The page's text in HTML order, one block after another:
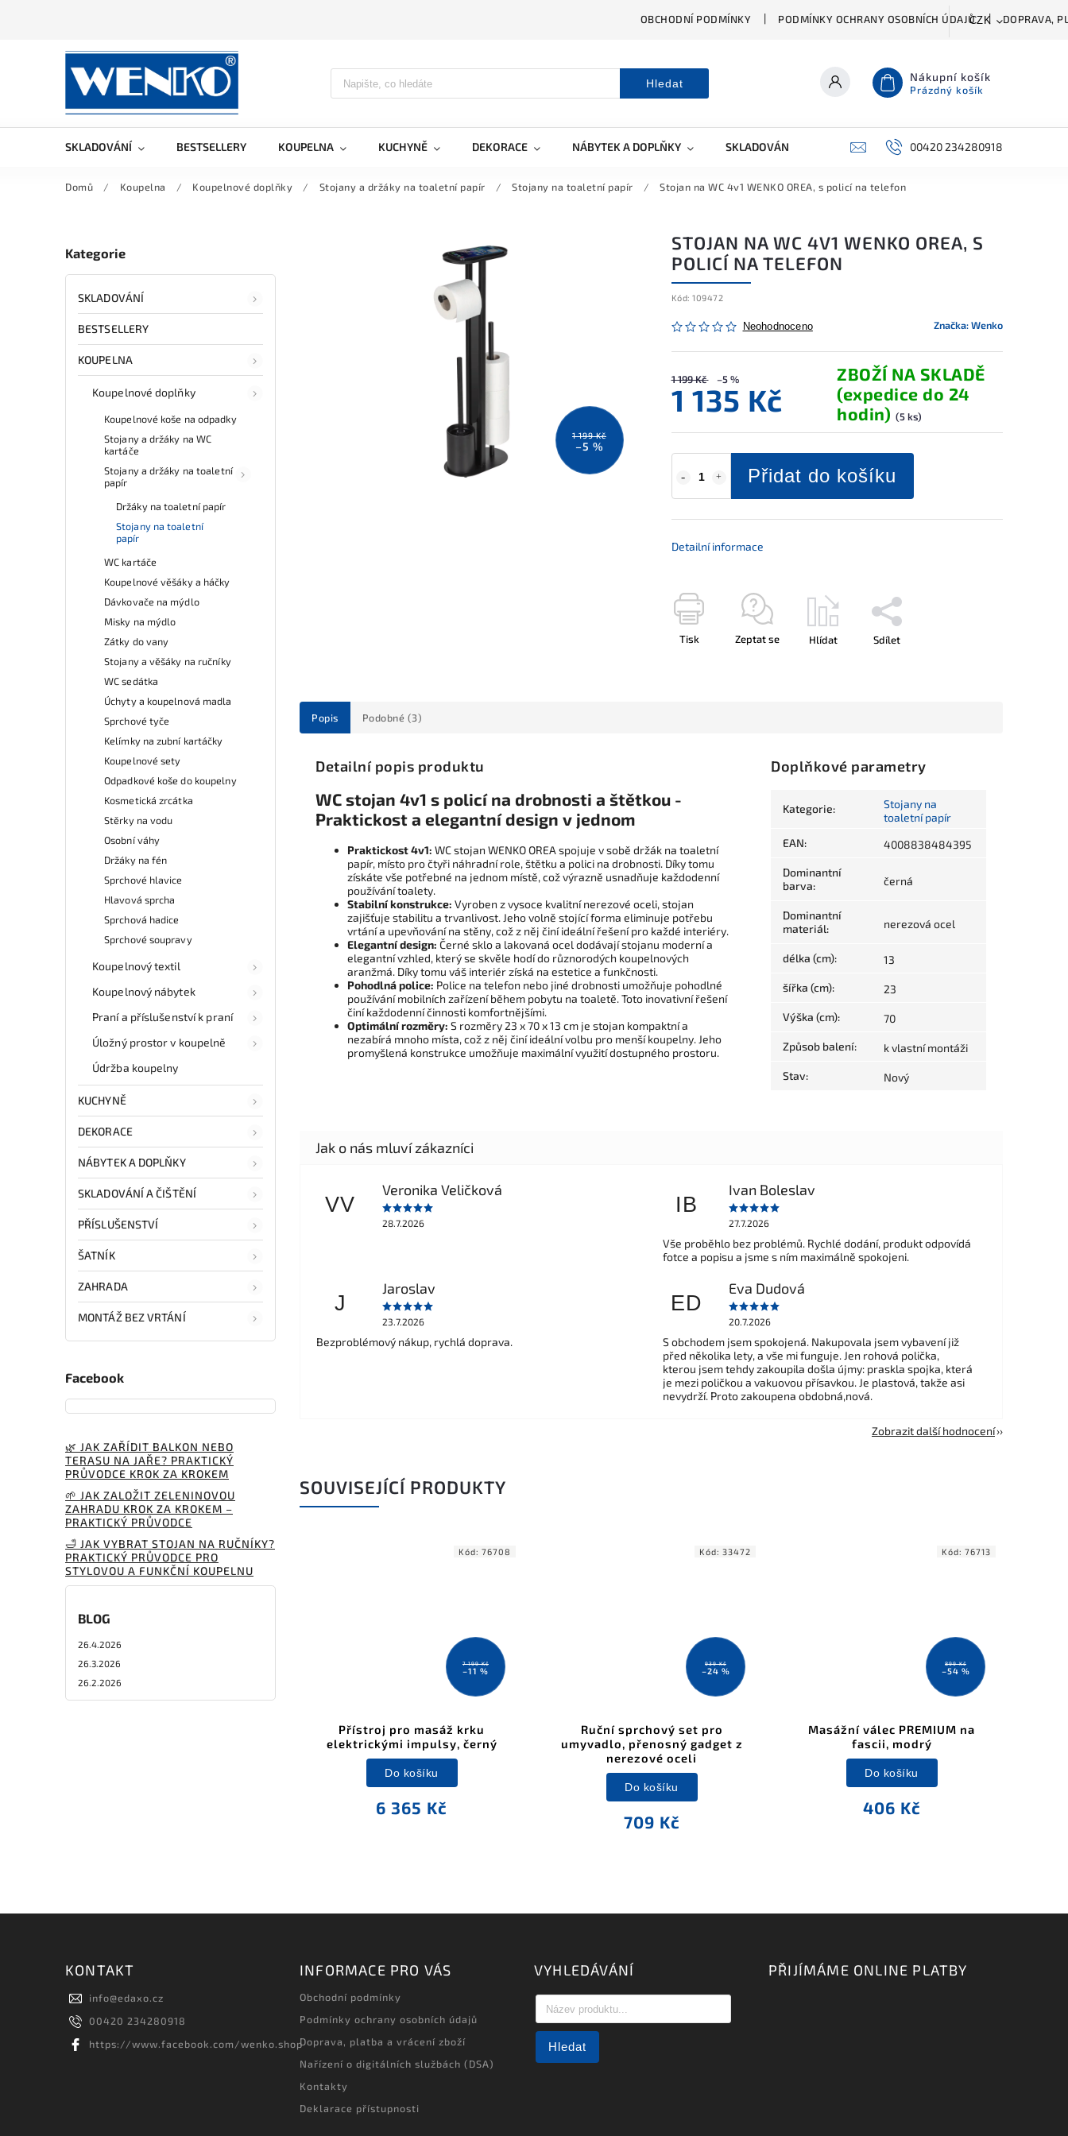
OBCHODNÍ PODMÍNKY PODMÍNKY OCHRANY OSOBNÍCH ÚDAJŮ DOPRAVA,
CZK
Hledat Nákupní košík
Prázdný košík
SKLADOVÁNÍ BESTSELLERY KOUPELNA KUCHYNĚ DEKORACE NÁBYTEK A DOPLŇKY SKLADOVÁNÍ A ČIŠTĚNÍ PŘÍSLUŠENSTVÍ
00420 234280918
Domů / Koupelna / Koupelnové doplňky / Stojany a držáky na toaletní papír / Stojany na toaletní papír / Stojan na WC 4v1 WENKO OREA, s policí na telefon
Kategorie
SKLADOVÁNÍ
BESTSELLERY
KOUPELNA
Koupelnové doplňky
Koupelnové koše na odpadky
Stojany a držáky na WC
kartáče
Stojany a držáky na toaletní
papír
Držáky na toaletní papír
Stojany na toaletní
papír
WC kartáče
Koupelnové věšáky a háčky
Dávkovače na mýdlo
Misky na mýdlo
Zátky do vany
Stojany a věšáky na ručníky
WC sedátka
Úchyty a koupelnová madla
Sprchové tyče
Kelímky na zubní kartáčky
Koupelnové sety
Odpadkové koše do koupelny
Kosmetická zrcátka
Stěrky na vodu
Osobní váhy
Držáky na fén
Sprchové hlavice
Hlavová sprcha
Sprchová hadice
Sprchové soupravy
Koupelnový textil
Koupelnový nábytek
Praní a příslušenství k praní
Úložný prostor v koupelně
Údržba koupelny
KUCHYNĚ
DEKORACE
NÁBYTEK A DOPLŇKY
SKLADOVÁNÍ A ČIŠTĚNÍ
PŘÍSLUŠENSTVÍ
ŠATNÍK
ZAHRADA
MONTÁŽ BEZ VRTÁNÍ
Facebook
🌿 JAK ZAŘÍDIT BALKON NEBO
TERASU NA JAŘE? PRAKTICKÝ
PRŮVODCE KROK ZA KROKEM
🌱 JAK ZALOŽIT ZELENINOVOU
ZAHRADU KROK ZA KROKEM –
PRAKTICKÝ PRŮVODCE
🛁 JAK VYBRAT STOJAN NA RUČNÍKY?
PRAKTICKÝ PRŮVODCE PRO
STYLOVOU A FUNKČNÍ KOUPELNU
BLOG
26.4.2026
26.3.2026
26.2.2026
1 199 Kč
–5 %
STOJAN NA WC 4V1 WENKO OREA, S
POLICÍ NA TELEFON
Kód: 109472
Neohodnoceno Značka:Wenko
1 199 Kč –5 %
1 135 Kč
ZBOŽÍ NA SKLADĚ
(expedice do 24
hodin) (5 ks)
Přidat do košíku
Detailní informace
Tisk Zeptat se Hlídat Sdílet
Popis Podobné (3)
Detailní popis produktu
WC stojan 4v1 s policí na drobnosti a štětkou -
Praktickost a elegantní design v jednom
Praktickost 4v1: WC stojan WENKO OREA spojuje v sobě držák na toaletní
papír, místo pro čtyři náhradní role, štětku a polici na drobnosti. Díky tomu
získáte vše potřebné na jednom místě, což výrazně usnadňuje každodenní
používání toalety.
Stabilní konstrukce: Vyroben z vysoce kvalitní nerezové oceli, stojan
zajišťuje stabilitu a trvanlivost. Jeho volně stojící forma eliminuje potřebu
vrtání a upevňování na stěny, což z něj činí ideální řešení pro každé interiéry.
Elegantní design: Černé sklo a lakovaná ocel dodávají stojanu moderní a
elegantní vzhled, který se skvěle hodí do různorodých koupelnových
aranžmá. Díky tomu váš interiér získá na estetice a funkčnosti.
Pohodlná police: Police na telefon nebo jiné drobnosti umožňuje pohodlné
používání mobilních zařízení během pobytu na toaletě. Toto inovativní řešení
činí každodenní činnosti komfortnějšími.
Optimální rozměry: S rozměry 23 x 70 x 13 cm je stojan kompaktní a
nezabírá mnoho místa, což z něj činí ideální volbu pro menší koupelny. Jeho
promyšlená konstrukce umožňuje maximální využití dostupného prostoru.
Doplňkové parametry
Kategorie:
Stojany na
toaletní papír
EAN: 4008838484395
Dominantní
barva: černá
Dominantní
materiál: nerezová ocel
délka (cm): 13
šířka (cm): 23
Výška (cm): 70
Způsob balení: k vlastní montáži
Stav: Nový
VV
Veronika Veličková
28.7.2026
IB
Ivan Boleslav
27.7.2026
Vše proběhlo bez problémů. Rychlé dodání, produkt odpovídá
fotce a popisu a jsme s ním maximálně spokojeni.
J
Jaroslav
23.7.2026
Bezproblémový nákup, rychlá doprava.
ED
Eva Dudová
20.7.2026
S obchodem jsem spokojená. Nakupovala jsem vybavení již
před několika lety, a vše mi funguje. Jen rohová polička,
kterou jsem tehdy zakoupila došla újmy: praskla spojka, která
je mezi poličkou a vakuovou přísavkou. Je plastová, takže asi
nevydrží. Proto zakoupena obdobná,nová.
Zobrazit další hodnocení
SOUVISEJÍCÍ PRODUKTY
7 199 Kč
–11 %
Přístroj pro masáž krku
elektrickými impulsy, černý
6 365 Kč
Do košíku
Kód: 76708
939 Kč
–24 %
Ruční sprchový set pro
umyvadlo, přenosný gadget z
nerezové oceli
709 Kč
Do košíku
Kód: 33472
899 Kč
–54 %
Masážní válec PREMIUM na
fascii, modrý
406 Kč
Do košíku
Kód: 76713
KONTAKT
info@edaxo.cz
00420 234280918
https://www.facebook.com/wenko.shop
INFORMACE PRO VÁS
Obchodní podmínky
Podmínky ochrany osobních údajů
Doprava, platba a vrácení zboží
Nařízení o digitálních službách (DSA)
Kontakty
Deklarace přístupnosti
VYHLEDÁVÁNÍ
Hledat
PŘIJÍMÁME ONLINE PLATBY